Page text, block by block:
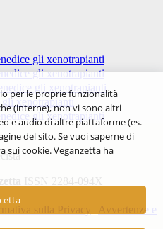
gli xenotrapianti
gli xenotrapianti
gli xenotrapianti
xenotrapianti
gli xenotrapianti
ISSN 2284-094X
sulla Privacy
Avvertenze e
per le proprie funzionalità
(interne), non vi sono altri
e audio di altre piattaforme (es.
del sito. Se vuoi saperne di
sui cookie. Veganzetta ha